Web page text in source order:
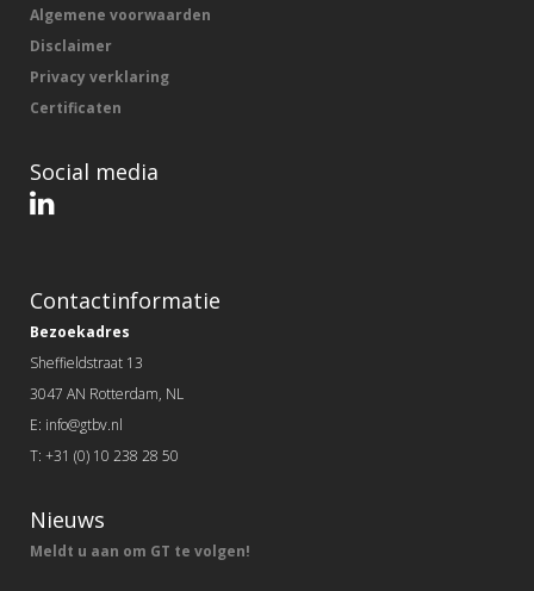
Algemene voorwaarden
Disclaimer
Privacy verklaring
Certificaten
Social media
Contactinformatie
Bezoekadres
Sheffieldstraat 13
3047 AN Rotterdam, NL
E: info@gtbv.nl
T: +31 (0) 10 238 28 50
Nieuws
Meldt u aan om GT te volgen!